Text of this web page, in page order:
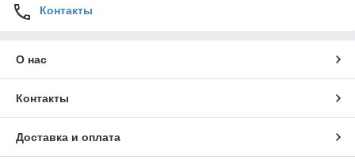
Контакты
О нас
Контакты
Доставка и оплата